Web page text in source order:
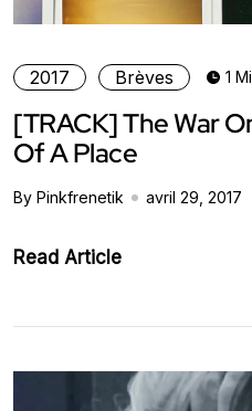
2017 Brèves 1
[TRACK] The War
Of A Place
By Pinkfrenetik avril 29, 2017
Read Article